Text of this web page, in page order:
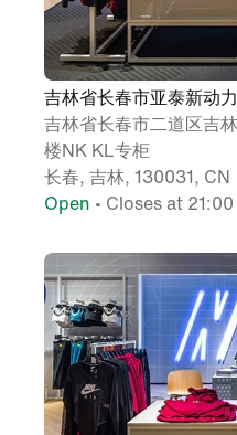
吉林省长春市亚泰新动
吉林省长春市二道区吉
楼NK KL专柜
长春, 吉林, 130031, CN
Open • Closes at 21:00